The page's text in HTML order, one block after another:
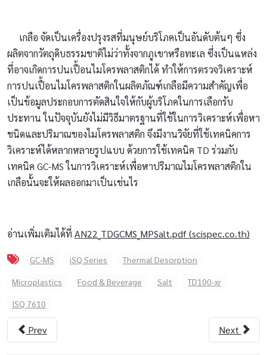
เกลือ จัดเป็นเครื่องปรุงรสที่มนุษย์บริโภคเป็นอันดับต้นๆ ซึ่ง
ผลิตจากวัตถุดิบธรรมชาติไม่ว่าทั้งจากภูเขาหรือทะเล ซึ่งเป็นแหล่ง
ที่อาจเกิดการปนเปื้อนไมโครพลาสติกได้ ทำให้การตรวจวิเคราะห์
การปนเปื้อนไมโครพลาสติกในผลิตภัณฑ์เกลือมีความสำคัญเพื่อ
เป็นข้อมูลประกอบการตัดสินใจให้กับผู้บริโภคในการเลือกรับ
ประทาน ในปัจจุบันยังไม่มีวิธีมาตรฐานที่ใช้ในการวิเคราะห์เพื่อหา
ชนิดและปริมาณของไมโครพลาสติก จึงมีงานวิจัยที่ใช้เทคนิคการ
วิเคราะห์ได้หลากหลายรูปแบบ ด้วยการใช้เทคนิค TD ร่วมกับ
เทคนิค GC-MS ในการวิเคราะห์เพื่อหาปริมาณไมโครพลาสติกใน
เกลือนั้นจะให้ผลออกมาเป็นเช่นไร
อ่านเพิ่มเติมได้ที่ AN22_TDGCMS_MPSalt.pdf (scispec.co.th)
GC-MS iSQ Series Thermal Desorption
Microplastics Food & Beverage Salt TD100-xr
ISQ 7610
Prev Next